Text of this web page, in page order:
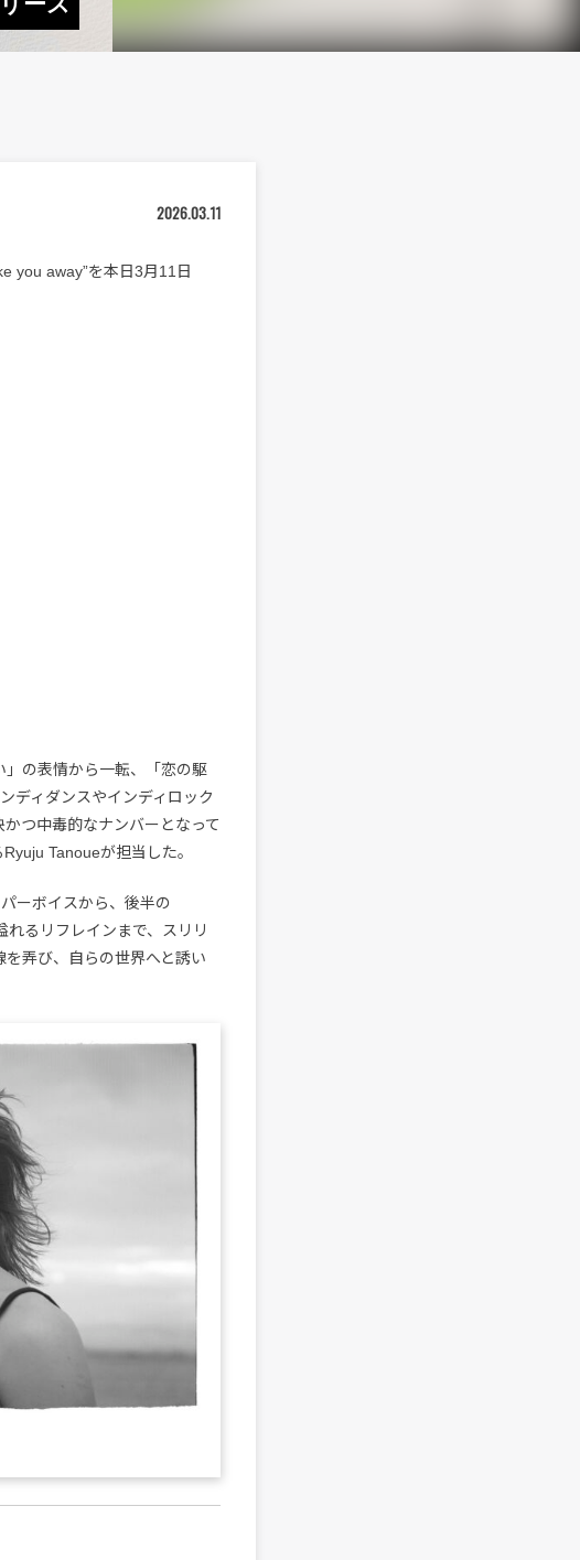
2026.03.11
you away”を本日3月11日
の表情から一転、「恋の駆
ディダンスやインディロック
つ中毒的なナンバーとなって
Tanoueが担当した。
ーボイスから、後半の
るリフレインまで、スリリ
弄び、自らの世界へと誘い